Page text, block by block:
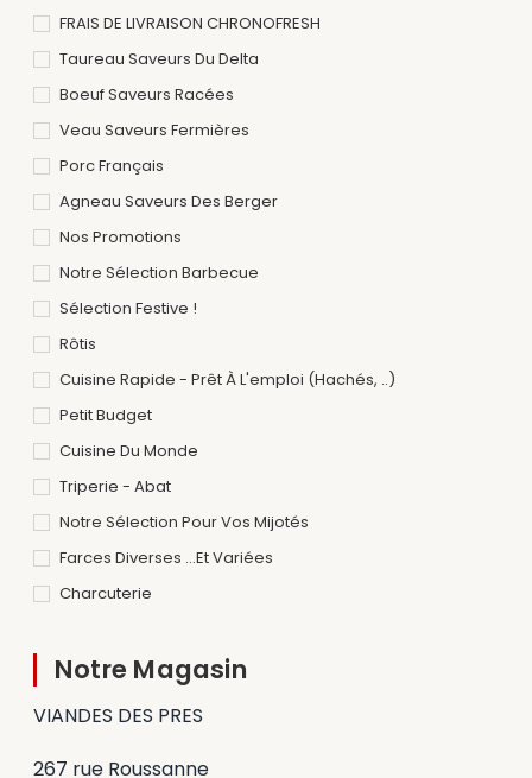
FRAIS DE LIVRAISON CHRONOFRESH
Taureau Saveurs Du Delta
Boeuf Saveurs Racées
Veau Saveurs Fermières
Porc Français
Agneau Saveurs Des Berger
Nos Promotions
Notre Sélection Barbecue
Sélection Festive !
Rôtis
Cuisine Rapide - Prêt À L'emploi (hachés, ..)
Petit Budget
Cuisine Du Monde
Triperie - Abat
Notre Sélection Pour Vos Mijotés
Farces Diverses ...et Variées
Charcuterie
Notre Magasin
VIANDES DES PRES
267 rue Roussanne